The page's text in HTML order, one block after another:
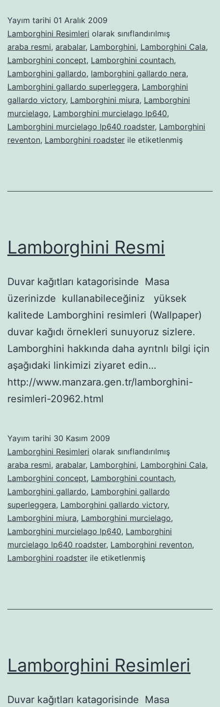
Yayım tarihi 01 Aralık 2009
Lamborghini Resimleri olarak sınıflandırılmış
araba resmi, arabalar, Lamborghini, Lamborghini Cala,
Lamborghini concept, Lamborghini countach,
Lamborghini gallardo, lamborghini gallardo nera,
Lamborghini gallardo superleggera, Lamborghini
gallardo victory, Lamborghini miura, Lamborghini
murcielago, Lamborghini murcielago lp640,
Lamborghini murcielago lp640 roadster, Lamborghini
reventon, Lamborghini roadster ile etiketlenmiş
Lamborghini Resmi
Duvar kağıtları katagorisinde Masa
üzerinizde kullanabileceğiniz yüksek
kalitede Lamborghini resimleri (Wallpaper)
duvar kağıdı örnekleri sunuyoruz sizlere.
Lamborghini hakkında daha ayrıtnlı bilgi için
aşağıdaki linkimizi ziyaret edin…
http://www.manzara.gen.tr/lamborghini-
resimleri-20962.html
Yayım tarihi 30 Kasım 2009
Lamborghini Resimleri olarak sınıflandırılmış
araba resmi, arabalar, Lamborghini, Lamborghini Cala,
Lamborghini concept, Lamborghini countach,
Lamborghini gallardo, Lamborghini gallardo
superleggera, Lamborghini gallardo victory,
Lamborghini miura, Lamborghini murcielago,
Lamborghini murcielago lp640, Lamborghini
murcielago lp640 roadster, Lamborghini reventon,
Lamborghini roadster ile etiketlenmiş
Lamborghini Resimleri
Duvar kağıtları katagorisinde Masa